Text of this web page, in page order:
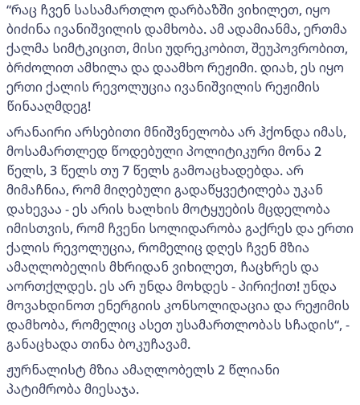
“რაც ჩვენ სასამართლო დარბაზში ვიხილეთ, იყო
ბიძინა ივანიშვილის დამხობა. ამ ადამიანმა, ერთმა
ქალმა სიმტკიცით, მისი უდრეკობით, შეუპოვრობით,
ბრძოლით ამხილა და დაამხო რეჟიმი. დიახ, ეს იყო
ერთი ქალის რევოლუცია ივანიშვილის რეჟიმის
წინააღმდეგ!
არანაირი არსებითი მნიშვნელობა არ ჰქონდა იმას,
მოსამართლედ წოდებული პოლიტიკური მონა 2
წელს, 3 წელს თუ 7 წელს გამოაცხადებდა. არ
მიმაჩნია, რომ მიღებული გადაწყვეტილება უკან
დახევაა - ეს არის ხალხის მოტყუების მცდელობა
იმისთვის, რომ ჩვენი სოლიდარობა გაქრეს და ერთი
ქალის რევოლუცია, რომელიც დღეს ჩვენ მზია
ამაღლობელის მხრიდან ვიხილეთ, ჩაცხრეს და
აორთქლდეს. ეს არ უნდა მოხდეს - პირიქით! უნდა
მოვახდინოთ ენერგიის კონსოლიდაცია და რეჟიმის
დამხობა, რომელიც ასეთ უსამართლობას სჩადის“, -
განაცხადა თინა ბოკუჩავამ.
ჟურნალისტ მზია ამაღლობელს 2 წლიანი
პატიმრობა მიესაჯა.